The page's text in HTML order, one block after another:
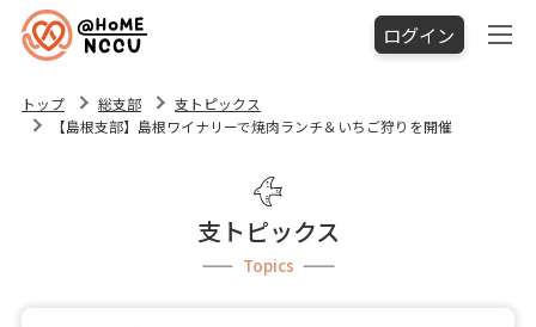
ログイン
トップ 総支部
支トピックス
【島根支部】島根ワイナリーで焼肉ランチ＆いちご狩りを開催
支トピックス
Topics